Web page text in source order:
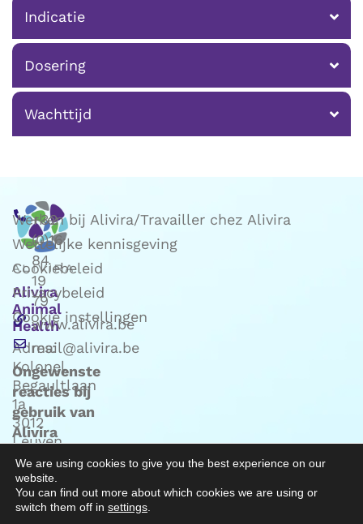
Indicatie
Dosering
Wachttijd
Alivira
Animal
Health
Adres:
Kolonel
Begaultlaan
1a
3012
Leuven
(Belgie)
+32
(0)16
84
19
79
www.alivira.be
mail@alivira.be
Ongewenste
reacties bij
gebruik van
Alivira
mail naar
Phv@alivira.be
Werken bij Alivira/Travailler chez Alivira
Wettelijke kennisgeving
Cookiebeleid
Privacybeleid
Cookie instellingen
We are using cookies to give you the best experience on our
website.
You can find out more about which cookies we are using or
switch them off in settings